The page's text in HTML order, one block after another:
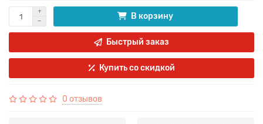
В корзину
Быстрый заказ
Купить со скидкой
0 отзывов